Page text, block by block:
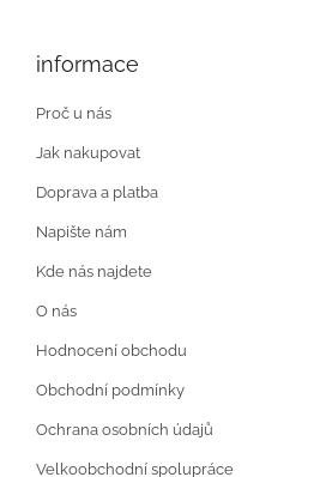
informace
Proč u nás
Jak nakupovat
Doprava a platba
Napište nám
Kde nás najdete
O nás
Hodnocení obchodu
Obchodní podmínky
Ochrana osobních údajů
Velkoobchodní spolupráce